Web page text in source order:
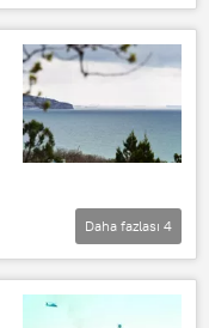
Daha fazlası 4